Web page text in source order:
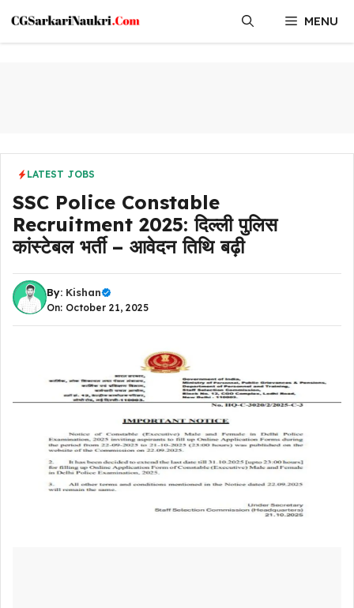
content
MENU
LATEST JOBS
SSC Police Constable
Recruitment 2025: दिल्ली पुलिस
कांस्टेबल भर्ती – आवेदन तिथि बढ़ी
By: Kishan
On: October 21, 2025